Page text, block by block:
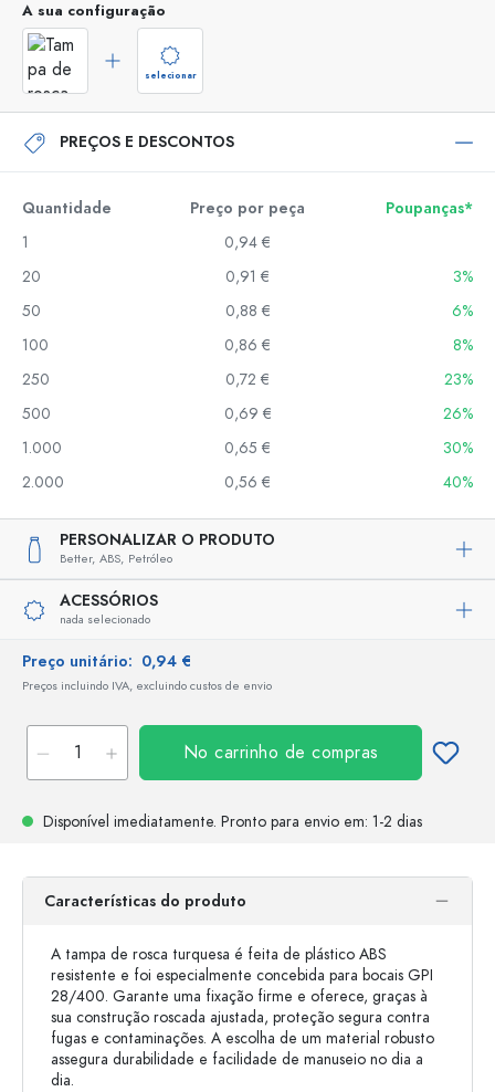
A sua configuração
selecionar
PREÇOS E DESCONTOS
Quantidade Preço por peça
Poupanças*
1
0,94 €
20
0,91 €
3%
50
0,88 €
6%
100
0,86 €
8%
250
0,72 €
23%
500
0,69 €
26%
1.000
0,65 €
30%
2.000
0,56 € 40%
PERSONALIZAR O PRODUTO
Better, ABS, Petróleo
ACESSÓRIOS
nada selecionado
Preço unitário: 0,94 €
Preços incluindo IVA, excluindo custos de envio
No carrinho de compras
Disponível imediatamente. Pronto para envio em: 1-2 dias
Características do produto
A tampa de rosca turquesa é feita de plástico ABS
resistente e foi especialmente concebida para bocais GPI
28/400. Garante uma fixação firme e oferece, graças à
sua construção roscada ajustada, proteção segura contra
fugas e contaminações. A escolha de um material robusto
assegura durabilidade e facilidade de manuseio no dia a
dia.